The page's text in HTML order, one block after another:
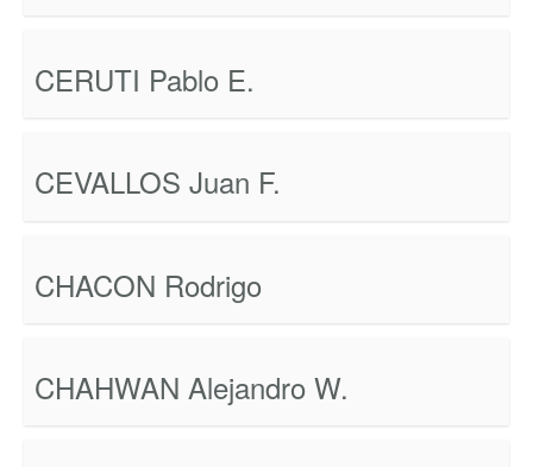
CERUTI Pablo E.
CEVALLOS Juan F.
CHACON Rodrigo
CHAHWAN Alejandro W.